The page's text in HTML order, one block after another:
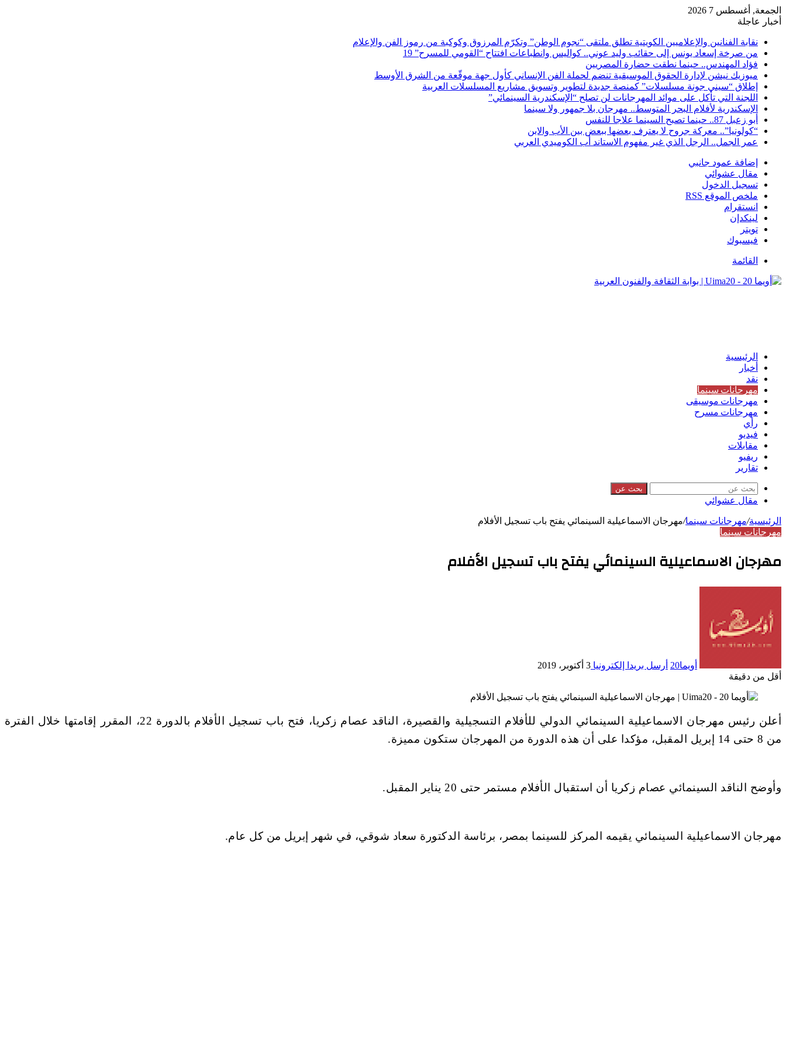
الجمعة, أغسطس 7 2026
أخبار عاجلة
نقابة الفنانين والإعلاميين الكويتية تطلق ملتقى “نجوم الوطن” وتكرّم المرزوق وكوكبة من رموز الفن والإعلام
من صرخة إسعاد يونس إلى حقائب وليد عوني.. كواليس وانطباعات افتتاح “القومي للمسرح” 19
فؤاد المهندس.. حينما نطقت حضارة المصريين
ميوزيك نيشن لإدارة الحقوق الموسيقية تنضم لحملة الفن الإنساني كأول جهة موقّعة من الشرق الأوسط
إطلاق “سيني جونة مسلسلات” كمنصة جديدة لتطوير وتسويق مشاريع المسلسلات العربية
اللجنة التي تأكل على موائد المهرجانات لن تصلح “الإسكندرية السينمائي”
الإسكندرية لأفلام البحر المتوسط.. مهرجان بلا جمهور ولا سينما
أبو زعبل 87.. حينما تصبح السينما علاجا للنفس
“كولونيا”.. معركة جروح لا يعترف بعضها ببعض بين الأب والابن
عمر الجمل.. الرجل الذي غير مفهوم الاستاند أب الكوميدي العربي
إضافة عمود جانبي
مقال عشوائي
تسجيل الدخول
ملخص الموقع RSS
انستقرام
لينكدإن
تويتر
فيسبوك
القائمة
الرئيسية
أخبار
نقد
مهرجانات سينما
مهرجانات موسيقى
مهرجانات مسرح
رأي
فيديو
مقابلات
ريفيو
تقارير
بحث عن
مقال عشوائي
الرئيسية/مهرجانات سينما/مهرجان الاسماعيلية السينمائي يفتح باب تسجيل الأفلام
مهرجانات سينما
مهرجان الاسماعيلية السينمائي يفتح باب تسجيل الأفلام
أويما20 أرسل بريدا إلكترونيا 3 أكتوبر، 2019
أقل من دقيقة
أعلن رئيس مهرجان الاسماعيلية السينمائي الدولي للأفلام التسجيلية والقصيرة، الناقد عصام زكريا، فتح باب تسجيل الأفلام بالدورة 22، المقرر إقامتها خلال الفترة
من 8 حتى 14 إبريل المقبل، مؤكدا على أن هذه الدورة من المهرجان ستكون مميزة.
وأوضح الناقد السينمائي عصام زكريا أن استقبال الأفلام مستمر حتى 20 يناير المقبل.
مهرجان الاسماعيلية السينمائي يقيمه المركز للسينما بمصر، برئاسة الدكتورة سعاد شوقي، في شهر إبريل من كل عام.